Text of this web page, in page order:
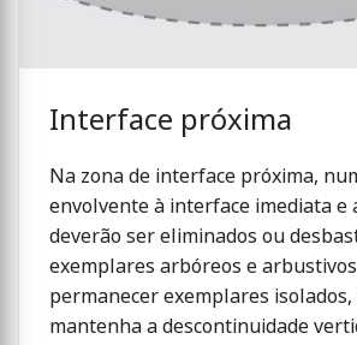
Interface próxima
Na zona de interface próxima,
envolvente à interface imediata e
deverão ser eliminados ou
exemplares arbóreos e
permanecer exemplares isolados,
mantenha a descontinuidade